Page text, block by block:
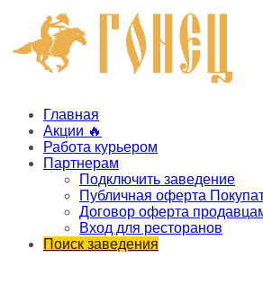
Главная
Акции 🔥
Работа курьером
Партнерам
Подключить заведение
Публичная оферта
Договор оферта
Вход для ресторанов
Поиск заведения